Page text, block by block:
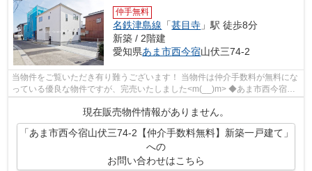
仲手無料
名鉄津島線 「甚目寺 」駅 徒歩8分
新築 / 2階建
愛知県あま市西今宿山伏三74-2
当物件をご覧いただき有り難うございます！ 当物件は仲介手数料が無料にな
っている優良な物件ですが、完売いたしました<m(__)m> ◆あま市西今宿山
現在販売物件情報がありません。
「あま市西今宿山伏三74-2【仲介手数料無料】新築一戸建て」
への
お問い合わせはこちら